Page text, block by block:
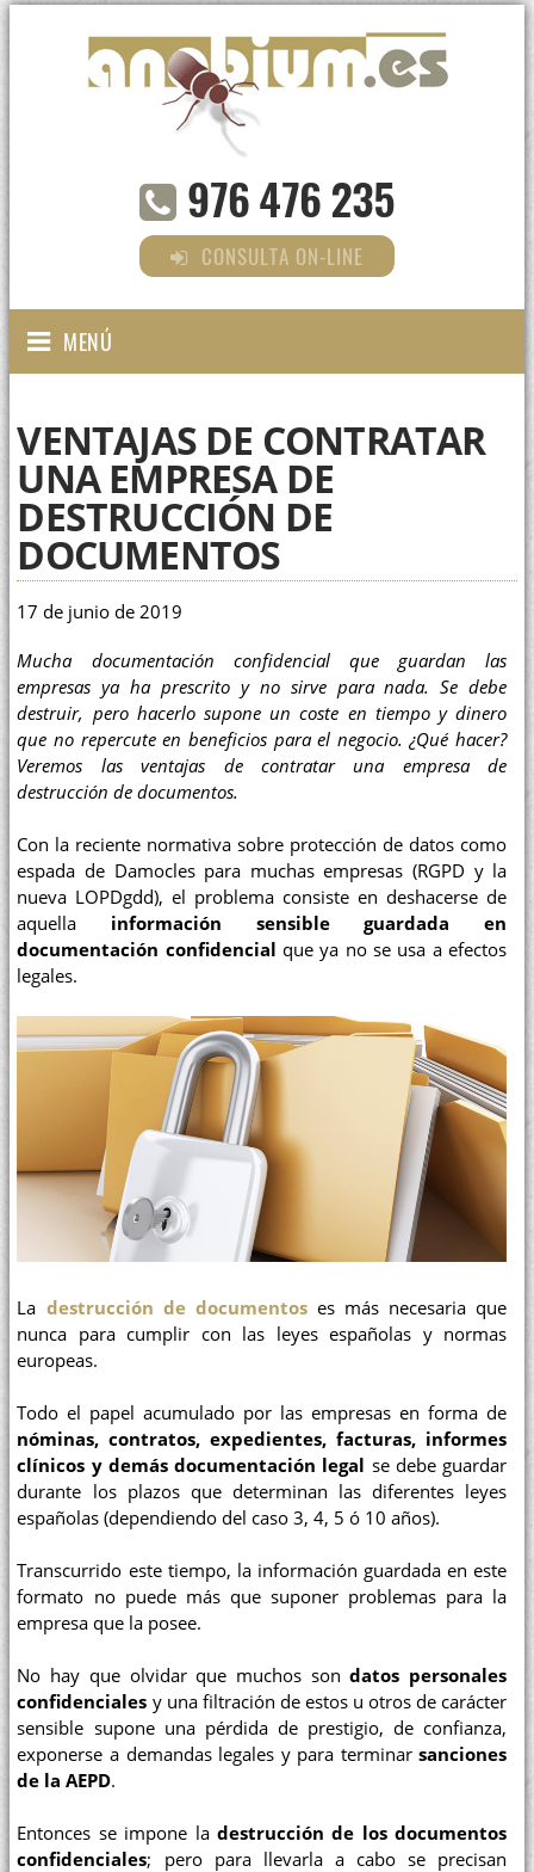
976 476 235
CONSULTA ON-LINE
MENÚ
VENTAJAS DE CONTRATAR
UNA EMPRESA DE
DESTRUCCIÓN DE
DOCUMENTOS
17 de junio de 2019
Mucha documentación confidencial que guardan las
empresas ya ha prescrito y no sirve para nada. Se debe
destruir, pero hacerlo supone un coste en tiempo y dinero
que no repercute en beneficios para el negocio. ¿Qué hacer?
Veremos las ventajas de contratar una empresa de
destrucción de documentos.
Con la reciente normativa sobre protección de datos como
espada de Damocles para muchas empresas (RGPD y la
nueva LOPDgdd), el problema consiste en deshacerse de
aquella información sensible guardada en
documentación confidencial que ya no se usa a efectos
legales.
La destrucción de documentos es más necesaria que
nunca para cumplir con las leyes españolas y normas
europeas.
Todo el papel acumulado por las empresas en forma de
nóminas, contratos, expedientes, facturas, informes
clínicos y demás documentación legal se debe guardar
durante los plazos que determinan las diferentes leyes
españolas (dependiendo del caso 3, 4, 5 ó 10 años).
Transcurrido este tiempo, la información guardada en este
formato no puede más que suponer problemas para la
empresa que la posee.
No hay que olvidar que muchos son datos personales
confidenciales y una filtración de estos u otros de carácter
sensible supone una pérdida de prestigio, de confianza,
exponerse a demandas legales y para terminarsanciones
de la AEPD.
Entonces se impone la destrucción de los documentos
confidenciales; pero para llevarla a cabo se precisan